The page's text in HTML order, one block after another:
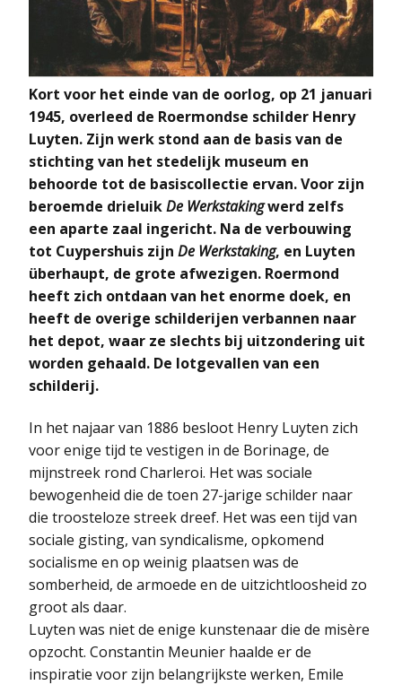
Kort voor het einde van de oorlog, op 21 januari
1945, overleed de Roermondse schilder Henry
Luyten. Zijn werk stond aan de basis van de
stichting van het stedelijk museum en
behoorde tot de basiscollectie ervan. Voor zijn
beroemde drieluikDe Werkstakingwerd zelfs
een aparte zaal ingericht. Na de verbouwing
tot Cuypershuis zijn De Werkstaking, en Luyten
überhaupt, de grote afwezigen. Roermond
heeft zich ontdaan van het enorme doek, en
heeft de overige schilderijen verbannen naar
het depot, waar ze slechts bij uitzondering uit
worden gehaald. De lotgevallen van een
schilderij.
In het najaar van 1886 besloot Henry Luyten zich
voor enige tijd te vestigen in de Borinage, de
mijnstreek rond Charleroi. Het was sociale
bewogenheid die de toen 27-jarige schilder naar
die troosteloze streek dreef. Het was een tijd van
sociale gisting, van syndicalisme, opkomend
socialisme en op weinig plaatsen was de
somberheid, de armoede en de uitzichtloosheid zo
groot als daar.
Luyten was niet de enige kunstenaar die de misère
opzocht. Constantin Meunier haalde er de
inspiratie voor zijn belangrijkste werken, Emile